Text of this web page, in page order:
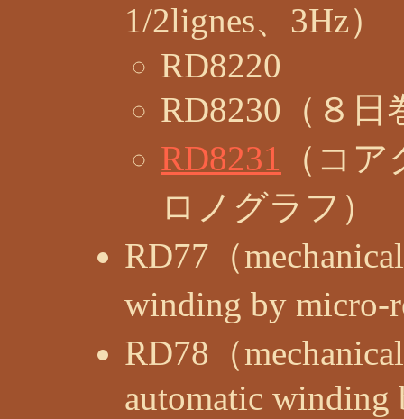
1/2lignes、3Hz）
RD8220
RD8230（８
RD8231
（コ
ロノグラフ）
RD77（
winding by micro-
RD78（
automatic